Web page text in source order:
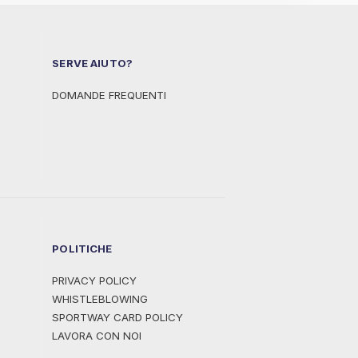
SERVE AIUTO?
DOMANDE FREQUENTI
POLITICHE
PRIVACY POLICY
WHISTLEBLOWING
SPORTWAY CARD POLICY
LAVORA CON NOI